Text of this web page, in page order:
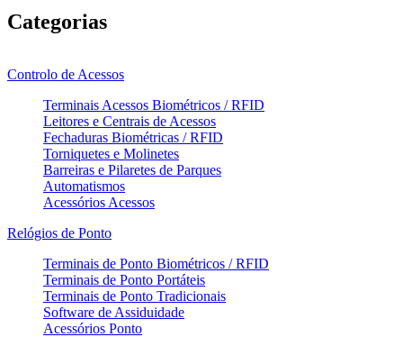
Categorias
Controlo de Acessos
Terminais Acessos Biométricos / RFID
Leitores e Centrais de Acessos
Fechaduras Biométricas / RFID
Torniquetes e Molinetes
Barreiras e Pilaretes de Parques
Automatismos
Acessórios Acessos
Relógios de Ponto
Terminais de Ponto Biométricos / RFID
Terminais de Ponto Portáteis
Terminais de Ponto Tradicionais
Software de Assiduidade
Acessórios Ponto